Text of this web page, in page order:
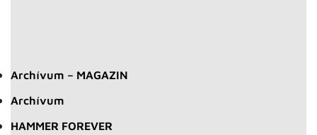
Archívum – MAGAZIN
Archívum
HAMMER FOREVER